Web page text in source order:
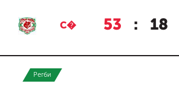
С� 53 : 18
Регби